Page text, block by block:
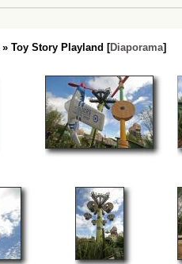
» Toy Story Playland [Diaporama]